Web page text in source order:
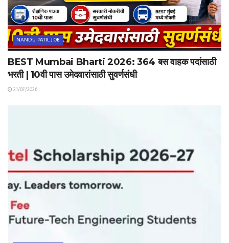
NANDU PATIL JOB
BEST Mumbai Bharti 2026: 364 बस वाहक पदांसाठी
भरती | 10वी पास उमेदवारांसाठी सुवर्णसंधी
21/07/2026